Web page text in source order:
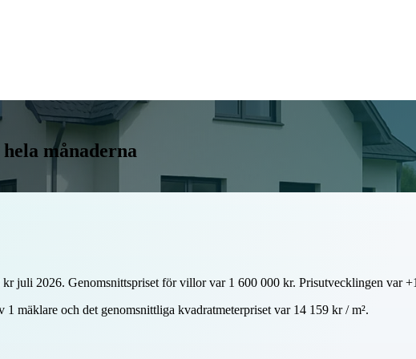
månaderna
juli 2026. Genomsnittspriset för villor var 1 600 000 kr. Prisutvecklingen var
mäklare och det genomsnittliga kvadratmeterpriset var 14 159 kr / m².